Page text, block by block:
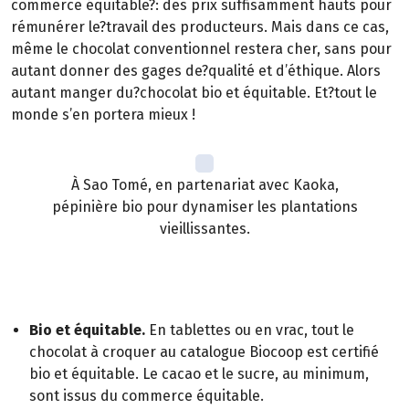
commerce équitable?: des prix suffisamment hauts pour
rémunérer le?travail des producteurs. Mais dans ce cas,
même le chocolat conventionnel restera cher, sans pour
autant donner des gages de?qualité et d’éthique. Alors
autant manger du?chocolat bio et équitable. Et?tout le
monde s’en portera mieux !
À Sao Tomé, en partenariat avec Kaoka,
pépinière bio pour dynamiser les plantations
vieillissantes.
Bio et équitable. En tablettes ou en vrac, tout le
chocolat à croquer au catalogue Biocoop est certifié
bio et équitable. Le cacao et le sucre, au minimum,
sont issus du commerce équitable.